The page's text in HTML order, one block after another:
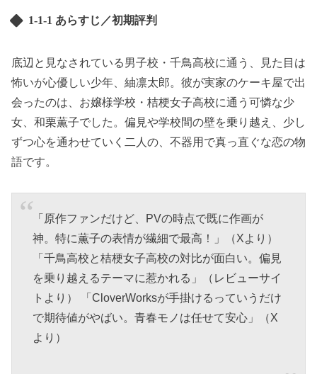
1-1-1 あらすじ／初期評判
底辺と見なされている男子校・千鳥高校に通う、見た目は
怖いが心優しい少年、紬凛太郎。彼が実家のケーキ屋で出
会ったのは、お嬢様学校・桔梗女子高校に通う可憐な少
女、和栗薫子でした。偏見や学校間の壁を乗り越え、少し
ずつ心を通わせていく二人の、不器用で真っ直ぐな恋の物
語です。
「原作ファンだけど、PVの時点で既に作画が
神。特に薫子の表情が繊細で最高！」（Xより）
「千鳥高校と桔梗女子高校の対比が面白い。偏見
を乗り越えるテーマに惹かれる」（レビューサイ
トより） 「CloverWorksが手掛けるっていうだけ
で期待値がやばい。青春モノは任せて安心」（X
より）